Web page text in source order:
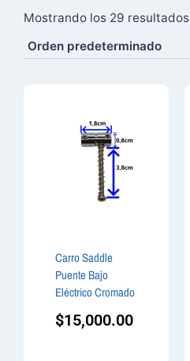
Mostrando los 29 resultados
Carro Saddle
Puente Bajo
Eléctrico Cromado
$15,000.00